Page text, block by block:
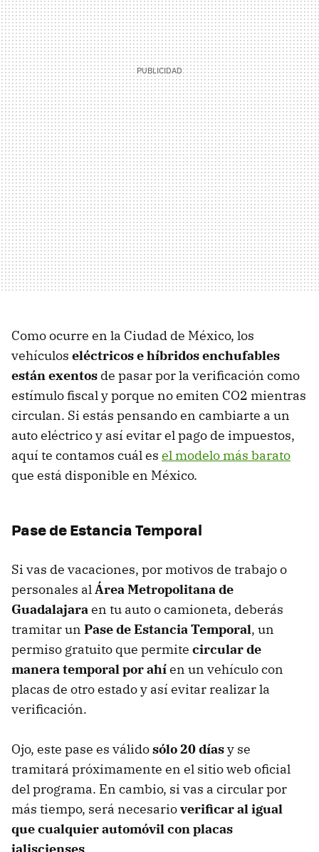
Como ocurre en la Ciudad de México, los
vehículos eléctricos e híbridos enchufables
están exentos de pasar por la verificación como
estímulo fiscal y porque no emiten CO2 mientras
circulan. Si estás pensando en cambiarte a un
auto eléctrico y así evitar el pago de impuestos,
aquí te contamos cuál es el modelo más barato
que está disponible en México.
Pase de Estancia Temporal
Si vas de vacaciones, por motivos de trabajo o
personales alÁrea Metropolitana de
Guadalajaraen tu auto o camioneta, deberás
tramitar un Pase de Estancia Temporal, un
permiso gratuito que permite circular de
manera temporal por ahíen un vehículo con
placas de otro estado y así evitar realizar la
verificación.
Ojo, este pase es válidosólo 20 díasy se
tramitará próximamente en el sitio web oficial
del programa. En cambio, si vas a circular por
más tiempo, será necesarioverificar al igual
que cualquier automóvil con placas